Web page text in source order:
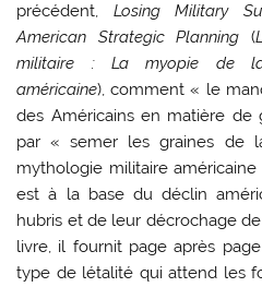
précédent, Losing Military
American Strategic Planning (
militaire : La myopie de la
américaine), comment « le
des Américains en matière
par « semer les graines de
mythologie militaire
est à la base du déclin
hubris et de leur décrochage
livre, il fournit page après
type de létalité qui attend les